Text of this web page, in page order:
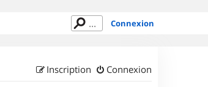
Connexion
Connexion
Inscription